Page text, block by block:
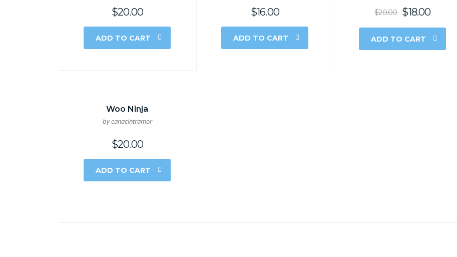
$20.00
ADD TO CART
$16.00
ADD TO CART
$20.00 $18.00
ADD TO CART
Woo Ninja
by canacintramor
$20.00
ADD TO CART